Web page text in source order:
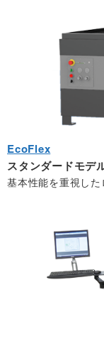
bodorレーザ
▼ xTool製品一覧
EcoFlex
スタンダードモデ
基本性能を重視した